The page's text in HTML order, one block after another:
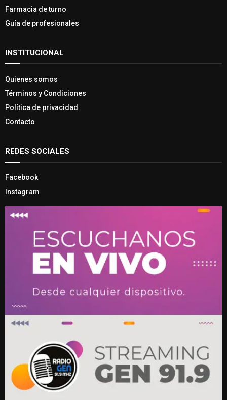
Farmacia de turno
Guía de profesionales
INSTITUCIONAL
Quienes somos
Términos y Condiciones
Política de privacidad
Contacto
REDES SOCIALES
Facebook
Instagram